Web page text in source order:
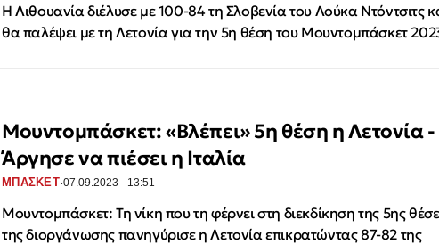
Η Λιθουανία διέλυσε με 100-84 τη Σλοβενία του Λούκα Ντόντσιτς
θα παλέψει με τη Λετονία για την 5η θέση του Μουντομπάσκετ
Μουντομπάσκετ: «Βλέπει» 5η θέση η Λετονία -
Άργησε να πιέσει η Ιταλία
ΜΠΑΣΚΕΤ·07.09.2023 - 13:51
Μουντομπάσκετ: Τη νίκη που τη φέρνει στη διεκδίκηση της 5ης
της διοργάνωσης πανηγύρισε η Λετονία επικρατώντας 87-82 της